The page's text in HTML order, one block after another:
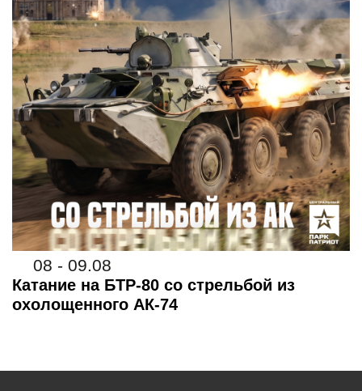
08 - 09.08
Катание на БТР-80 со стрельбой из
охолощенного АК-74